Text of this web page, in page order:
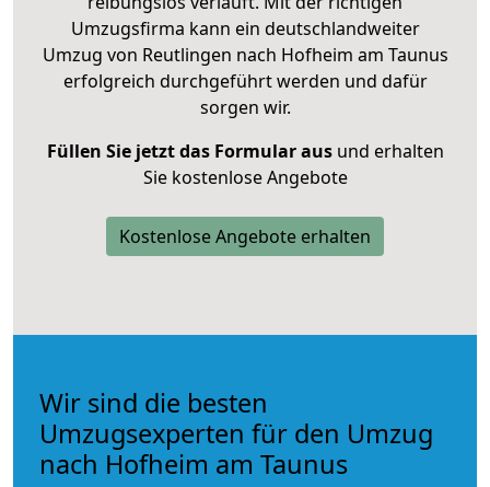
Umzugsfirma kann ein deutschlandweiter
Umzug von Reutlingen nach Hofheim am Taunus
erfolgreich durchgeführt werden und dafür
sorgen wir.
Füllen Sie jetzt das Formular ausund erhalten
Sie kostenlose Angebote
Kostenlose Angebote erhalten
Wir sind die besten
Umzugsexperten für den Umzug
nach Hofheim am Taunus